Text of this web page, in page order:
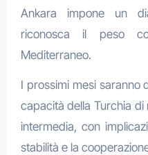
Ankara impone un
riconosca il peso
Mediterraneo.
I prossimi mesi saranno
capacità della Turchia
intermedia, con
stabilità e la